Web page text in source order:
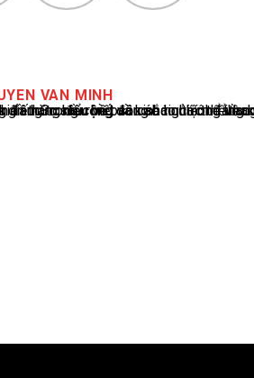
VAN MINH
sâu rộng và kinh nghiệm đáng kể trong việc phân tích và báo cáo về các sự kiện thể thao hàng đầu. Sự hiểu biết sâu sắc của ông về ngành này đã giúp ông xây dựng uy tín và danh tiếng trong cộng đồng báo chí thể thao.